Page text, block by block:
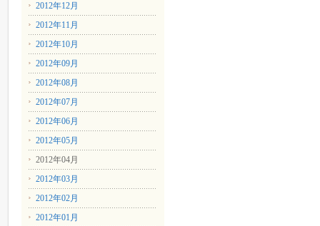
2012年12月
2012年11月
2012年10月
2012年09月
2012年08月
2012年07月
2012年06月
2012年05月
2012年04月
2012年03月
2012年02月
2012年01月